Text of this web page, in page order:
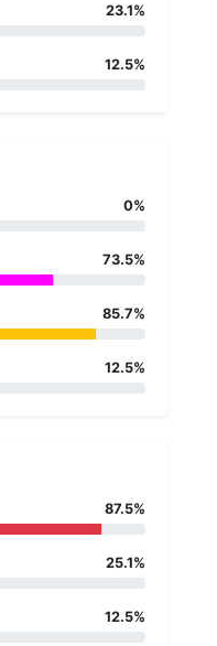
23.1%
12.5%
0%
73.5%
85.7%
12.5%
87.5%
25.1%
12.5%